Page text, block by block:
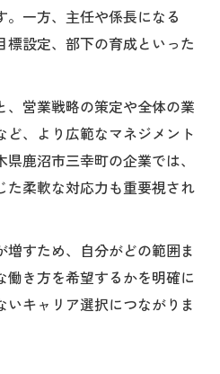
一方、主任や係長になる
標設定、部下の育成といった
、営業戦略の策定や全体の業
ど、より広範なマネジメント
鹿沼市三幸町の企業では、
た柔軟な対応力も重要視され
すため、自分がどの範囲ま
働き方を希望するかを明確に
いキャリア選択につながりま